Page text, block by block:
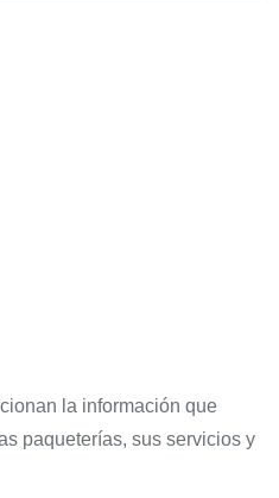
la información que
paqueterías, sus servicios y